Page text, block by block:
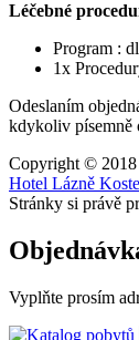
Léčebné
Program :
1x
Odeslaním
kdykoliv písemně
Copyright © 2018
Hotel Lázně
Stránky si právě
Vyplňte prosím